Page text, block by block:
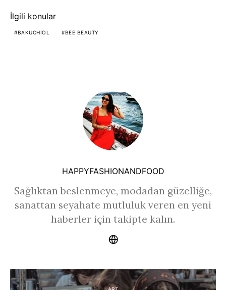
İlgili konular
BAKUCHIOL BEE BEAUTY
HAPPYFASHIONANDFOOD
Sağlıktan beslenmeye, modadan güzelliğe,
sanattan seyahate mutluluk veren en yeni
haberler için takipte kalın.